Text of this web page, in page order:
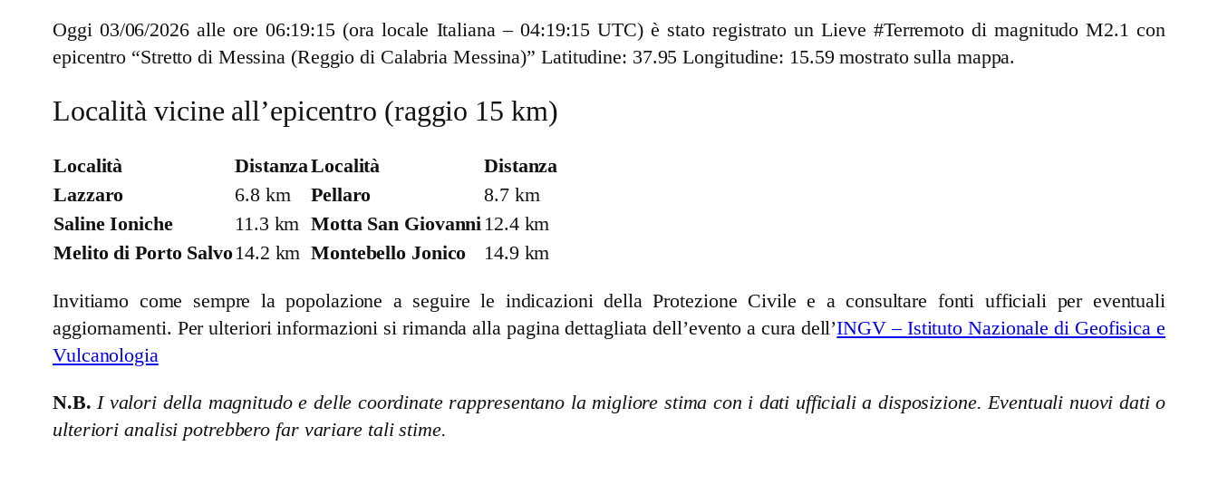
Oggi 03/06/2026 alle ore 06:19:15 (ora locale Italiana – 04:19:15 UTC) è stato registrato un Lieve #Terremoto di magnitudo M2.1 con
epicentro “Stretto di Messina (Reggio di Calabria Messina)” Latitudine: 37.95 Longitudine: 15.59 mostrato sulla mappa.
Località vicine all’epicentro (raggio 15 km)
Località DistanzaLocalità
Distanza
Lazzaro
6.8 km Pellaro
8.7 km
Saline Ioniche
11.3 km Motta San Giovanni 12.4 km
Melito di Porto Salvo14.2 km Montebello Jonico 14.9 km
Invitiamo come sempre la popolazione a seguire le indicazioni della Protezione Civile e a consultare fonti ufficiali per eventuali
aggiornamenti. Per ulteriori informazioni si rimanda alla pagina dettagliata dell’evento a cura dell’INGV – Istituto Nazionale di Geofisica e
Vulcanologia
N.B. I valori della magnitudo e delle coordinate rappresentano la migliore stima con i dati ufficiali a disposizione. Eventuali nuovi dati o
ulteriori analisi potrebbero far variare tali stime.